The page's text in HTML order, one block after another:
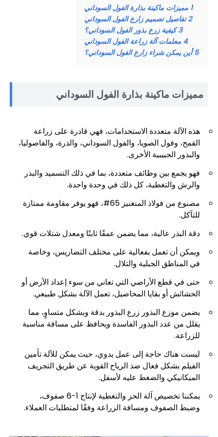
1 مميزات ماكينة بذارة الفول السوداني
2 تفاصيل تصميم زارع الفول السوداني
3 كيفية زرع بذور الفول السوداني؟
4 معلمات آلة زراعة الفول السوداني
5 أين يمكن شراء زارع الفول السوداني؟
مميزات ماكينة بذارة الفول السوداني
هذه الآلة متعددة الاستخدامات، فهي قادرة على زراعة
القمح، وفول الصويا، والفول السوداني، والذرة، والفاصوليا،
والبذور الحبيبية الأخرى.
فهو يجمع بين وظائف متعددة، بما في ذلك التسميد والبذر
والرش والتغطية، كل ذلك في وحدة واحدة.
مصنوع من فولاذ المنغنيز 65#، فهو يوفر مقاومة ممتازة
للتآكل.
دقة البذر عالية، مما يضمن عمقًا ثابتًا ومعدل شتلات قوي.
ويمكن أن تعمل بفعالية على مختلف التضاريس، وخاصة
في المناطق الجبلية والتلال.
حتى في قطع الأراضي التي تعاني من سوء إعداد الأرض أو
الحشائش أو بقايا المحاصيل، تعمل الآلة بشكل طبيعي.
يضمن موزع البذور زرع البذور بدقة وبشكل متساوٍ، مما
يقلل من عدد البذور الفاسدة ويحافظ على مسافة مناسبة
للزراعة.
ليست هناك حاجة إلى عمل يدوي، حيث يمكن للآلة تأمين
الفيلم بشكل فعال ضد الرياح القوية عن طريق التجريف
الميكانيكي والضغط عليه لأسفل.
يمكننا تخصيص آلة الحز والتغطية لإنتاج 1-6 صفوف،
وضبط الصفوف ومسافة الزراعة وفقًا لمتطلبات العملاء.